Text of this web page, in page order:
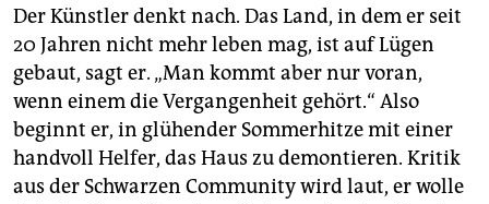
Der Künstler denkt nach. Das Land, in dem er seit
20 Jahren nicht mehr leben mag, ist auf Lügen
gebaut, sagt er. „Man kommt aber nur voran,
wenn einem die Vergangenheit gehört.“ Also
beginnt er, in glühender Sommerhitze mit einer
handvoll Helfer, das Haus zu demontieren. Kritik
aus der Schwarzen Community wird laut, er wolle